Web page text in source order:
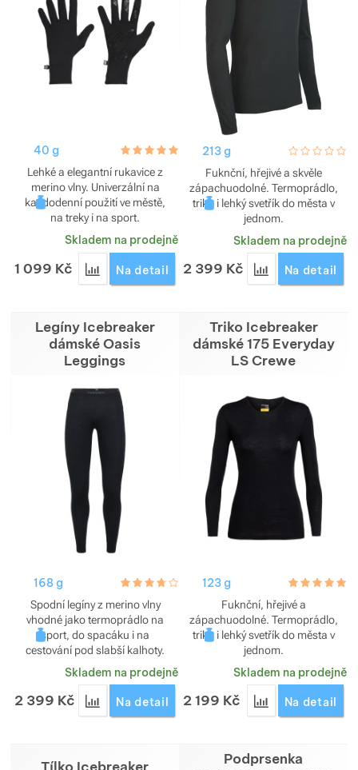
40 g hodnoceni_zakazniku
5.0 / 5
Lehké a elegantní rukavice z
merino vlny. Univerzální na
každodenní použití ve městě,
na treky i na sport.
Skladem na prodejně
1 099 Kč Přidat 'Rukavice Icebreaker 260 Quantum Gloves'
Na detail
213 g
0 / 5
Fuknční, hřejivé a skvěle
zápachuodolné. Termoprádlo,
triko i lehký svetřík do města v
jednom.
Skladem na prodejně
2 399 Kč Přidat 'Triko
Na detail
Legíny Icebreaker
dámské Oasis
Leggings
168 g hodnoceni_zakazniku
3.7 / 5
Spodní legíny z merino vlny
vhodné jako termoprádlo na
sport, do spacáku i na
cestování pod slabší kalhoty.
Funkční, odolávají zápachu.
Skladem na prodejně
2 399 Kč Přidat 'Legíny Icebreaker dámské Oasis
Na detail
Triko Icebreaker
dámské 175 Everyday
LS Crewe
123 g
5.0 / 5
Fuknční, hřejivé a
zápachuodolné. Termoprádlo,
triko i lehký svetřík do města v
jednom.
Skladem na prodejně
2 199 Kč Přidat 'Triko
Na detail
Tílko Icebreaker
Podprsenka